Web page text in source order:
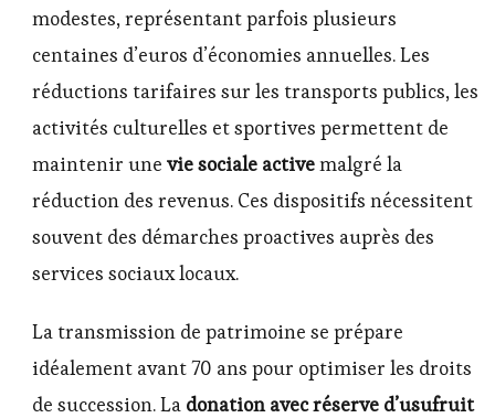
modestes, représentant parfois plusieurs
centaines d’euros d’économies annuelles. Les
réductions tarifaires sur les transports publics, les
activités culturelles et sportives permettent de
maintenir une vie sociale activemalgré la
réduction des revenus. Ces dispositifs nécessitent
souvent des démarches proactives auprès des
services sociaux locaux.
La transmission de patrimoine se prépare
idéalement avant 70 ans pour optimiser les droits
de succession. La donation avec réserve d’usufruit